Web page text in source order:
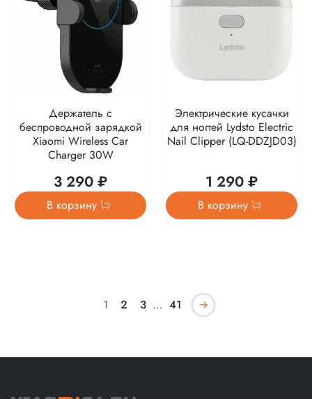
Держатель с
беспроводной зарядкой
Xiaomi Wireless Car
Charger 30W
3 290 ₽
В корзину
Электрические кусачки
для ногтей Lydsto Electric
Nail Clipper (LQ-DDZJD03)
1 290 ₽
В корзину
1 2 3 … 41